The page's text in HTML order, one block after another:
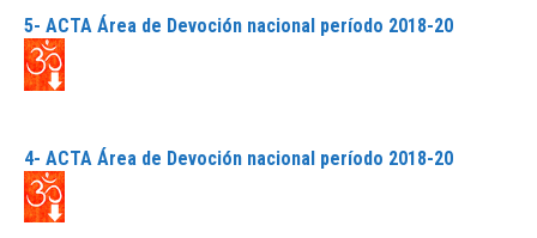
5- ACTA Área de Devoción nacional período 2018-20
4- ACTA Área de Devoción nacional período 2018-20